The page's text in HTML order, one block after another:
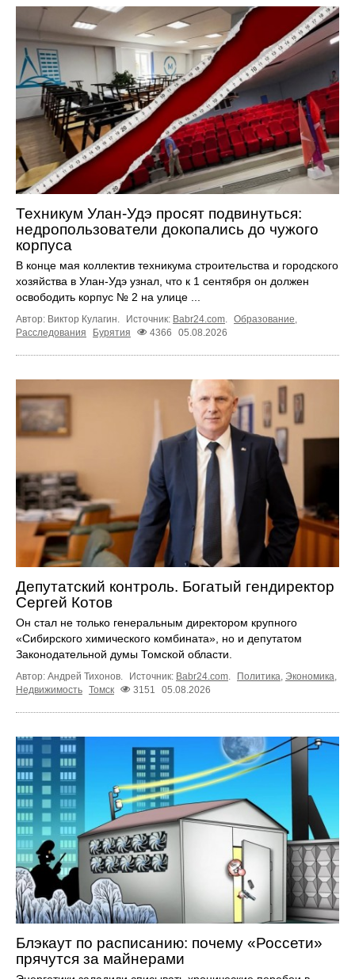
Техникум Улан-Удэ просят подвинуться:
недропользователи докопались до чужого
корпуса
В конце мая коллектив техникума строительства и городского
хозяйства в Улан-Удэ узнал, что к 1 сентября он должен
освободить корпус № 2 на улице ...
Автор: Виктор Кулагин. Источник: Babr24.com. Образование,
Расследования
Бурятия 4366 05.08.2026
Депутатский контроль. Богатый гендиректор
Сергей Котов
Он стал не только генеральным директором крупного
«Сибирского химического комбината», но и депутатом
Законодательной думы Томской области.
Автор: Андрей Тихонов. Источник: Babr24.com Политика Экономика
Недвижимость Томск 3151 05.08.2026
Блэкаут по расписанию: почему «Россети»
прячутся за майнерами